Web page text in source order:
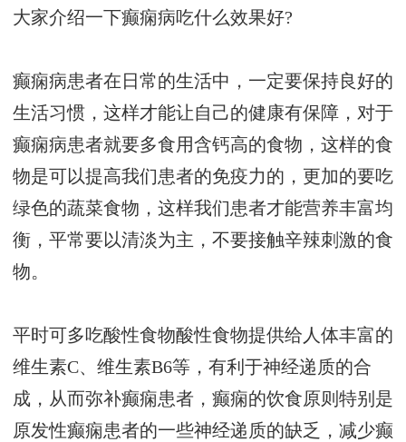
大家介绍一下癫痫病吃什么效果好?
癫痫病患者在日常的生活中，一定要保持良好的
生活习惯，这样才能让自己的健康有保障，对于
癫痫病患者就要多食用含钙高的食物，这样的食
物是可以提高我们患者的免疫力的，更加的要吃
绿色的蔬菜食物，这样我们患者才能营养丰富均
衡，平常要以清淡为主，不要接触辛辣刺激的食
物。
平时可多吃酸性食物酸性食物提供给人体丰富的
维生素C、维生素B6等，有利于神经递质的合
成，从而弥补癫痫患者，癫痫的饮食原则特别是
原发性癫痫患者的一些神经递质的缺乏，减少癫